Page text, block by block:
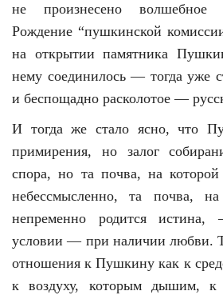
не произнесено волшебное
Рождение “пушкинской
на открытии памятника
нему соединилось — тогда уже
и беспощадно расколотое —
И тогда же стало ясно, что
примирения, но залог
спора, но та почва, на
небессмысленно, та почва,
непременно родится
условии — при наличии любви.
отношения к Пушкину как к
к воздуху, которым дышим, к